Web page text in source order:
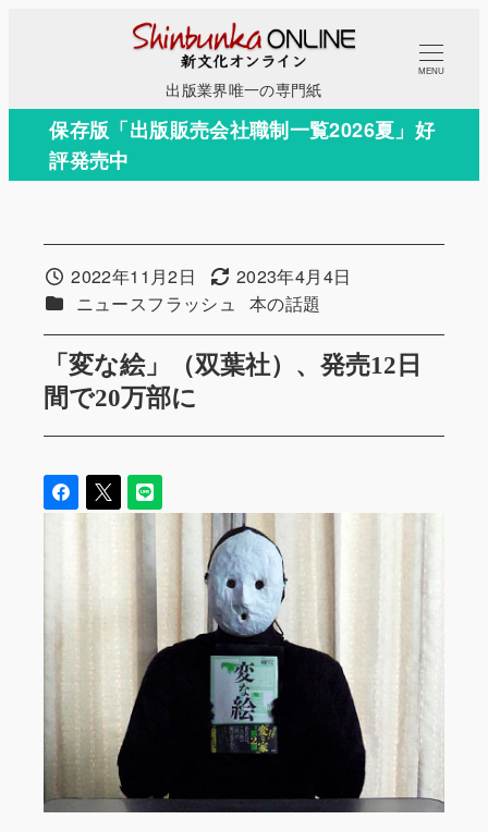
コ
テ
出版業界唯一の専門紙
MENU
保存版「出版販売会社職制一覧2026夏」好
評発売中
「変な絵」（双葉社）、発売12日
間で20万部に
投稿日2022年11月2日 更新日2023年4月4日
カテゴリー
ニュースフラッシュ カテゴリー
本の話題